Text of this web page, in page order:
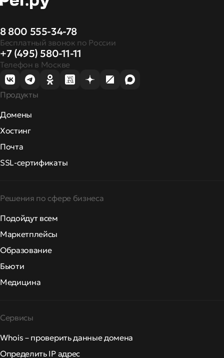
8 800 555-34-78
Бесплатный звонок по России
+7 (495) 580-11-11
Телефон в Москве
Продукты
Домены
Хостинг
Почта
SSL-сертификаты
Решения по сфере бизнеса
Подойдут всем
Маркетплейсы
Образование
Бьюти
Медицина
Сервисы
Whois – проверить данные домена
Определить IP адрес